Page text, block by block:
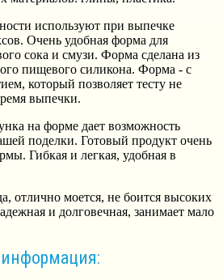
используют при выпечке
Очень удобная форма для
сока и смузи. Форма сделана из
пищевого силикона. Форма - с
который позволяет тесту не
выпечки.
на форме дает возможность
поделки. Готовый продукт очень
Гибкая и легкая, удобная в
отлично моется, не боится высоких
и долговечная, занимает мало